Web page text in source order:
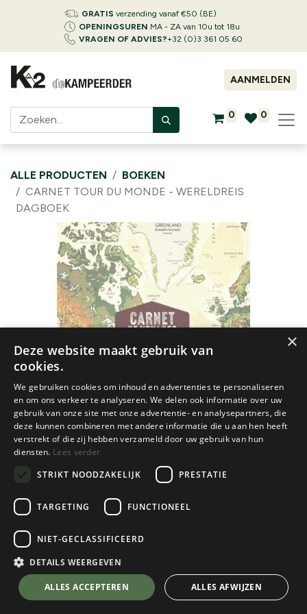
GRATIS verzending vanaf €50 (BE)
OPENINGSUREN MA - ZA van 10u tot 18u
VRAGEN OF ADVIES?+32 (0)3 361 05 60
AANMELDEN
0 0
ALLE PRODUCTEN
BOEKEN
CARNET TOUR DU MONDE - WERELDREIS
DAGBOEK
Aventura Éditions
Carnet Tour du Monde - Wereldreis
Dagboek
💬 Stel je vraag over dit product via WhatsApp
×
Deze website maakt gebruik van
cookies.
We gebruiken cookies om inhoud en advertenties te personaliseren
en om ons verkeer te analyseren. We delen ook informatie over uw
gebruik van onze site met onze advertentie- en analysepartners, die
deze kunnen combineren met andere informatie die u aan hen heeft
verstrekt of die zij hebben verzameld door uw gebruik van hun
diensten. Lees verder
STRIKT NOODZAKELIJK
PRESTATIE
TARGETING FUNCTIONEEL
NIET-GECLASSIFICEERD
DETAILS WEERGEVEN
ALLES ACCEPTEREN ALLES AFWIJZEN